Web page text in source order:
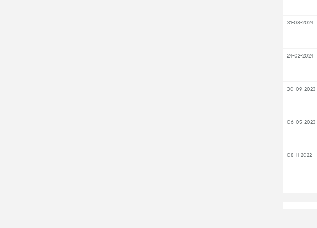
31-08-2024
24-02-2024
30-09-2023
06-05-2023
08-11-2022